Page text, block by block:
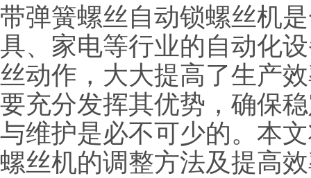
带弹簧螺丝自动锁螺丝机
具、家电等行业的自动化
丝动作，大大提高了生产
要充分发挥其优势，确保
与维护是必不可少的。本
螺丝机的调整方法及提高